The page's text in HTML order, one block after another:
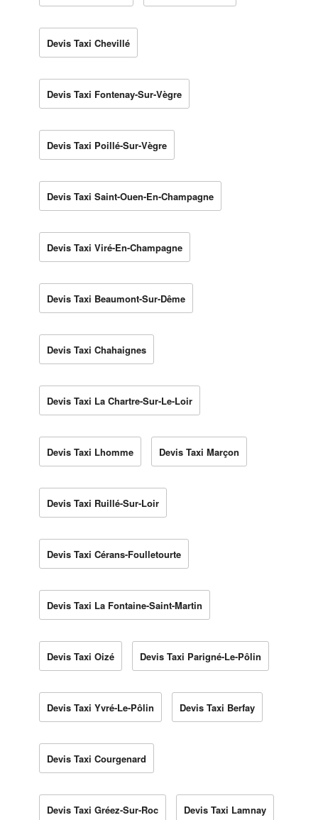
Devis Taxi Chevillé
Devis Taxi Fontenay-Sur-Vègre
Devis Taxi Poillé-Sur-Vègre
Devis Taxi Saint-Ouen-En-Champagne
Devis Taxi Viré-En-Champagne
Devis Taxi Beaumont-Sur-Dême
Devis Taxi Chahaignes
Devis Taxi La Chartre-Sur-Le-Loir
Devis Taxi Lhomme Devis Taxi Marçon
Devis Taxi Ruillé-Sur-Loir
Devis Taxi Cérans-Foulletourte
Devis Taxi La Fontaine-Saint-Martin
Devis Taxi Oizé Devis Taxi Parigné-Le-Pôlin
Devis Taxi Yvré-Le-Pôlin Devis Taxi Berfay
Devis Taxi Courgenard
Devis Taxi Gréez-Sur-Roc Devis Taxi Lamnay